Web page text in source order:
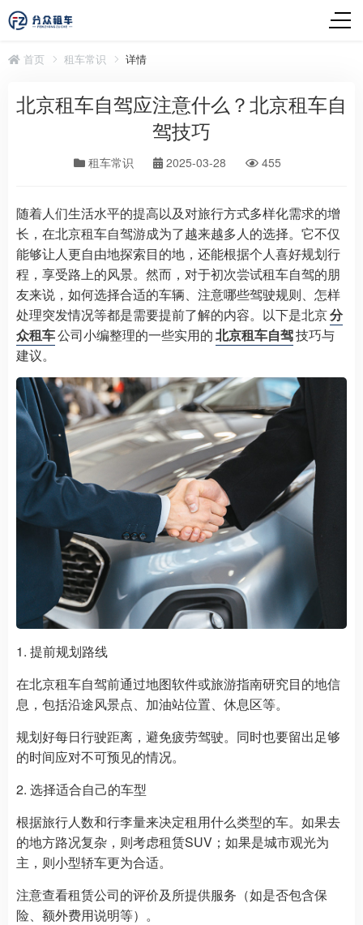
首页 租车常识 详情
北京租车自驾应注意什么？北京租车自
驾技巧
租车常识 2025-03-28 455
随着人们生活水平的提高以及对旅行方式多样化需求的增
长，在北京租车自驾游成为了越来越多人的选择。它不仅
能够让人更自由地探索目的地，还能根据个人喜好规划行
程，享受路上的风景。然而，对于初次尝试租车自驾的朋
友来说，如何选择合适的车辆、注意哪些驾驶规则、怎样
处理突发情况等都是需要提前了解的内容。以下是北京分
众租车公司小编整理的一些实用的北京租车自驾技巧与
建议。
1. 提前规划路线
在北京租车自驾前通过地图软件或旅游指南研究目的地信
息，包括沿途风景点、加油站位置、休息区等。
规划好每日行驶距离，避免疲劳驾驶。同时也要留出足够
的时间应对不可预见的情况。
2. 选择适合自己的车型
根据旅行人数和行李量来决定租用什么类型的车。如果去
的地方路况复杂，则考虑租赁SUV；如果是城市观光为
主，则小型轿车更为合适。
注意查看租赁公司的评价及所提供服务（如是否包含保
险、额外费用说明等）。